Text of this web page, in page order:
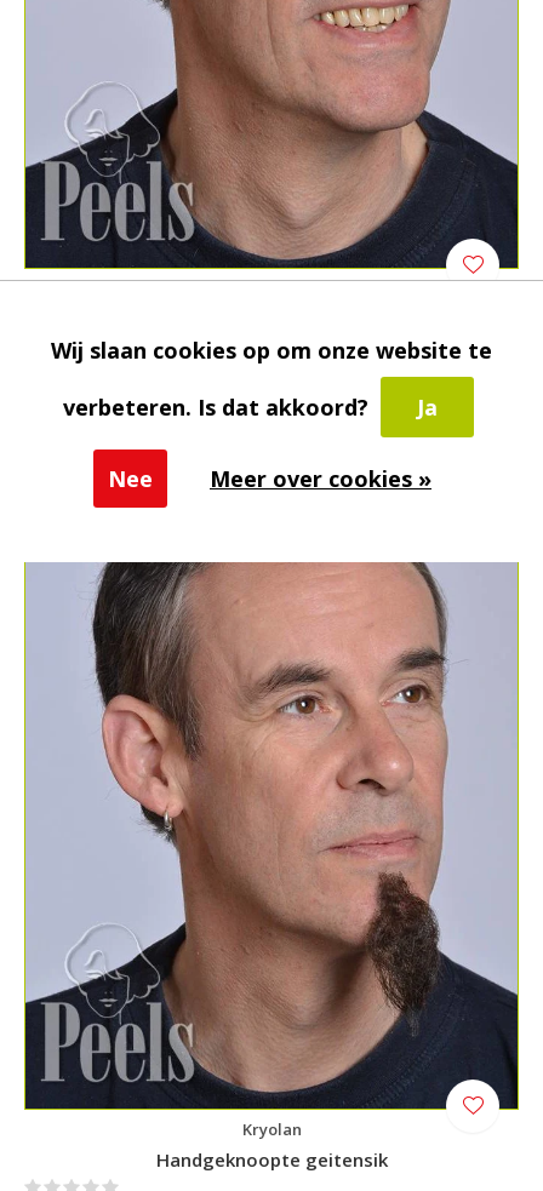
Kryolan
Incl. btw
Kryolan
Handgeknoopte geitensik
Wij slaan cookies op om onze website te
verbeteren. Is dat akkoord?
Ja
Nee Meer over cookies »